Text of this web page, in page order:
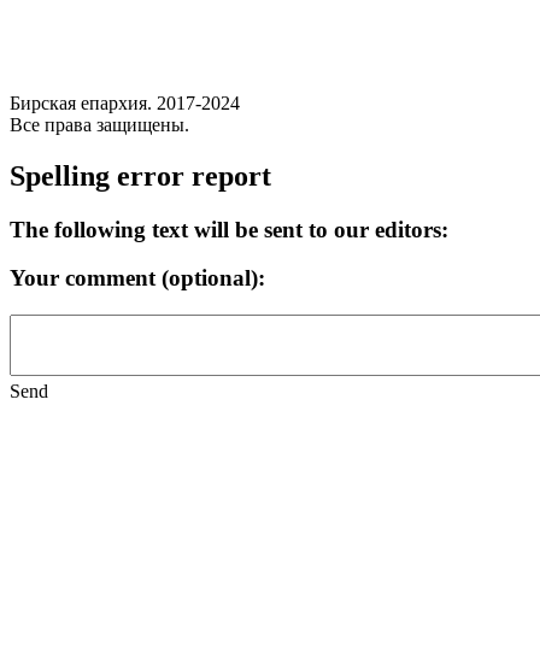
Бирская епархия. 2017-2024
Все права защищены.
Spelling error report
The following text will be sent to our editors:
Your comment (optional):
Send